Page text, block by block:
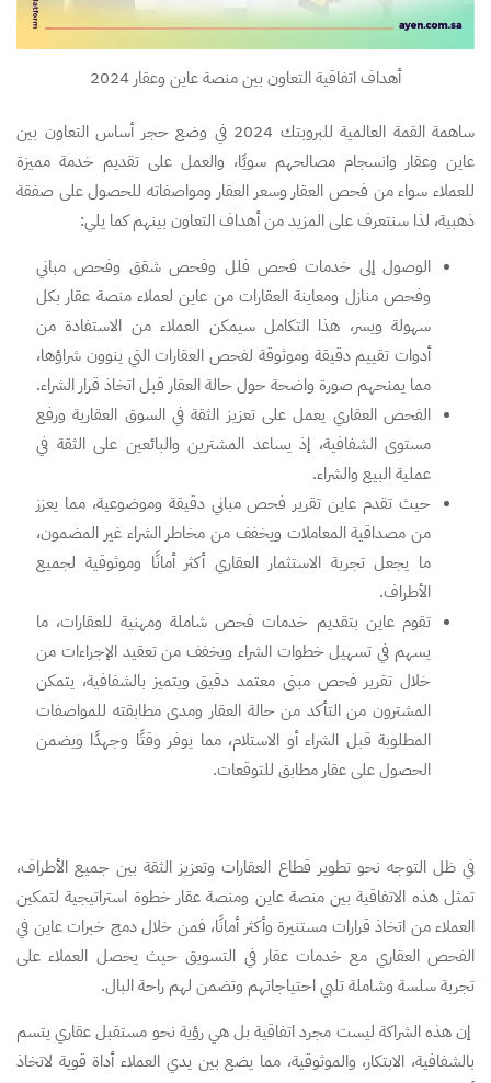
أهداف اتفاقية التعاون بين منصة عاين وعقار 2024
ساهمة القمة العالمية للبروبتك 2024 في وضع حجر أساس التعاون بين
عاين وعقار وانسجام مصالحهم سويًا، والعمل على تقديم خدمة مميزة
للعملاء سواء من فحص العقار وسعر العقار ومواصفاته للحصول على صفقة
ذهبية، لذا سنتعرف على المزيد من أهداف التعاون بينهم كما يلي:
الوصول إلى خدمات فحص فلل وفحص شقق وفحص مباني
وفحص منازل ومعاينة العقارات من عاين لعملاء منصة عقار بكل
سهولة ويسر، هذا التكامل سيمكن العملاء من الاستفادة من
أدوات تقييم دقيقة وموثوقة لفحص العقارات التي ينوون شراؤها،
مما يمنحهم صورة واضحة حول حالة العقار قبل اتخاذ قرار الشراء.
الفحص العقاري يعمل على تعزيز الثقة في السوق العقارية ورفع
مستوى الشفافية، إذ يساعد المشترين والبائعين على الثقة في
عملية البيع والشراء.
حيث تقدم عاين تقرير فحص مباني دقيقة وموضوعية، مما يعزز
من مصداقية المعاملات ويخفف من مخاطر الشراء غير المضمون،
ما يجعل تجربة الاستثمار العقاري أكثر أمانًا وموثوقية لجميع
الأطراف.
تقوم عاين بتقديم خدمات فحص شاملة ومهنية للعقارات، ما
يسهم في تسهيل خطوات الشراء ويخفف من تعقيد الإجراءات من
خلال تقرير فحص مبنى معتمد دقيق ويتميز بالشفافية، يتمكن
المشترون من التأكد من حالة العقار ومدى مطابقته للمواصفات
المطلوبة قبل الشراء أو الاستلام، مما يوفر وقتًا وجهدًا ويضمن
الحصول على عقار مطابق للتوقعات.
في ظل التوجه نحو تطوير قطاع العقارات وتعزيز الثقة بين جميع الأطراف،
تمثل هذه الاتفاقية بين منصة عاين ومنصة عقار خطوة استراتيجية لتمكين
العملاء من اتخاذ قرارات مستنيرة وأكثر أمانًا، فمن خلال دمج خبرات عاين في
الفحص العقاري مع خدمات عقار في التسويق حيث يحصل العملاء على
تجربة سلسة وشاملة تلبي احتياجاتهم وتضمن لهم راحة البال.
إن هذه الشراكة ليست مجرد اتفاقية بل هي رؤية نحو مستقبل عقاري يتسم
بالشفافية، الابتكار، والموثوقية، مما يضع بين يدي العملاء أداة قوية لاتخاذ